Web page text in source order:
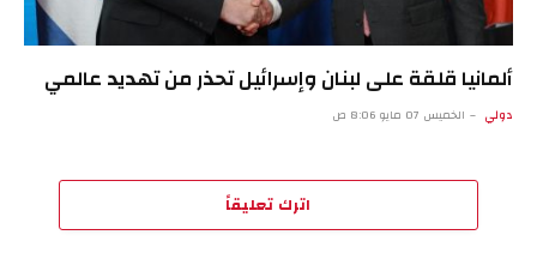
ألمانيا قلقة على لبنان وإسرائيل تحذر من تهديد عالمي
دولي الخميس 07 مايو 8:06 ص
اترك تعليقاً